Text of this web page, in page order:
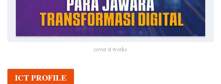
cover it works
ICT PROFILE